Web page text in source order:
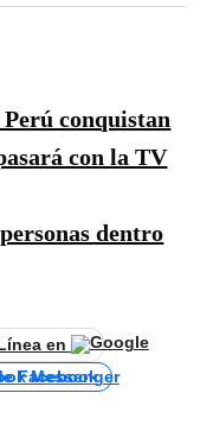
conquistan
con la TV
dentro
en
Facebook